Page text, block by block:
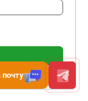
почту